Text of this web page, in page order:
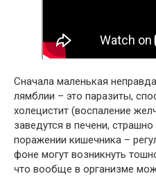
Сначала маленькая
лямблии – это паразиты,
холецистит (воспаление
заведутся в печени,
поражении кишечника –
фоне могут возникнуть
что вообще в организме